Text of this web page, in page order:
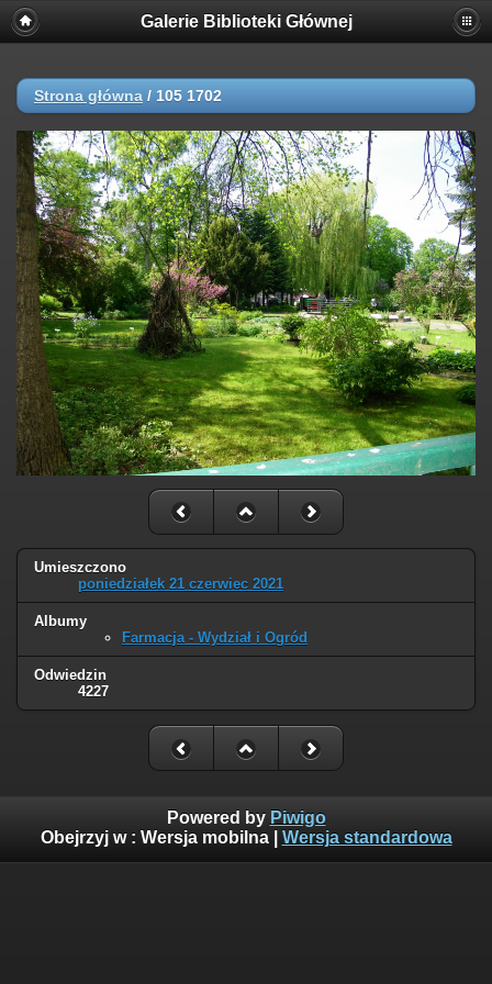
Galerie Biblioteki Głównej
Strona główna / 105 1702
Umieszczono
poniedziałek 21 czerwiec 2021
Albumy
Farmacja - Wydział i Ogród
Odwiedzin
4227
Powered by Piwigo
Obejrzyj w : Wersja mobilna| Wersja standardowa